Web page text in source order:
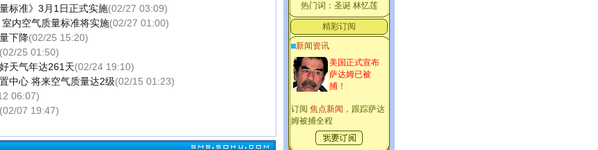
标准》3月1日正式实施(02/27 03:09)
内空气质量标准将实施(02/27 01:00)
下降(02/25 15:20)
(02/25 01:50)
天气年达261天(02/24 19:10)
中心 将来空气质量达2级(02/15 01:23)
06:07)
(02/07 19:47)
热门词： 圣诞 林忆莲
精彩订阅
新闻资讯
美国正式宣布
萨达姆已被
捕！
订阅 焦点新闻 ，跟踪萨达
姆被捕全程